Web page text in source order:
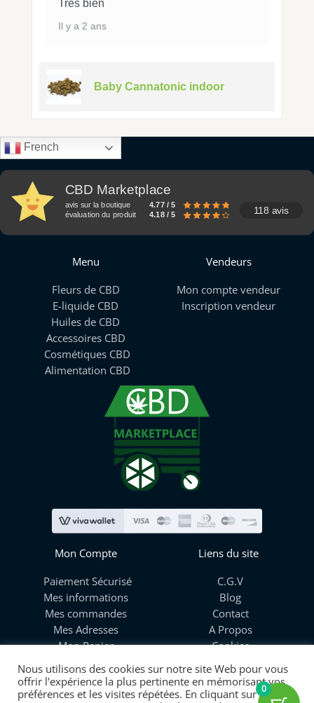
Très bien
Il y a 2 ans
Baby Cannatonic indoor
French
CBD Marketplace
avis sur la boutique
4.77 / 5
évaluation du produit
4.18 / 5 118 avis
Menu
Fleurs de CBD
E-liquide CBD
Huiles de CBD
Accessoires CBD
Cosmétiques CBD
Alimentation CBD
Vendeurs
Mon compte vendeur
Inscription vendeur
Mon Compte
Paiement Sécurisé
Mes informations
Mes commandes
Mes Adresses
Mon Panier
Livraison
Liens du site
C.G.V
Blog
Contact
A Propos
Cookies
Nous utilisons des cookies sur notre site Web pour vous
offrir l'expérience la plus pertinente en mémorisant vos
préférences et les visites répétées. En cliquant sur 0